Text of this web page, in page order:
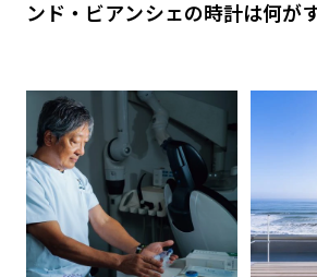
ンド・ビアンシェの時計は何が